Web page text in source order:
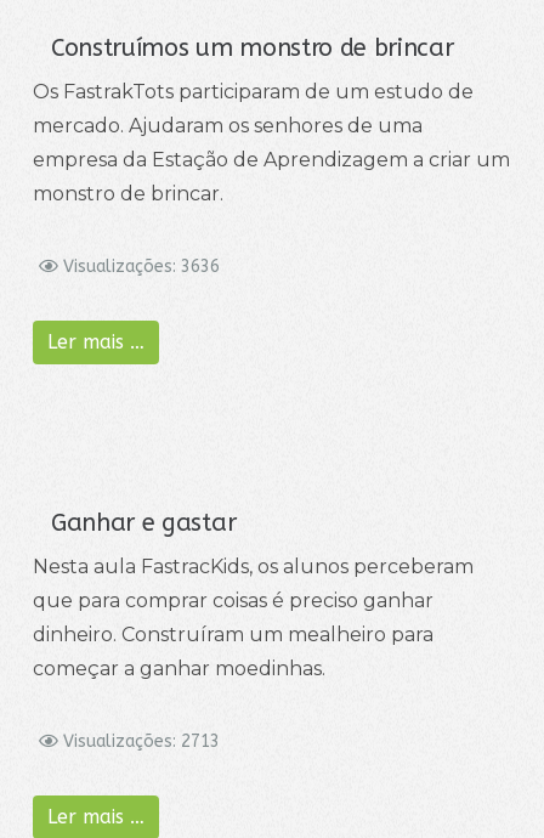
Construímos um monstro de brincar
Os FastrakTots participaram de um estudo de
mercado. Ajudaram os senhores de uma
empresa da Estação de Aprendizagem a criar um
monstro de brincar.
Visualizações: 3636
Ler mais …
Ganhar e gastar
Nesta aula FastracKids, os alunos perceberam
que para comprar coisas é preciso ganhar
dinheiro. Construíram um mealheiro para
começar a ganhar moedinhas.
Visualizações: 2713
Ler mais …